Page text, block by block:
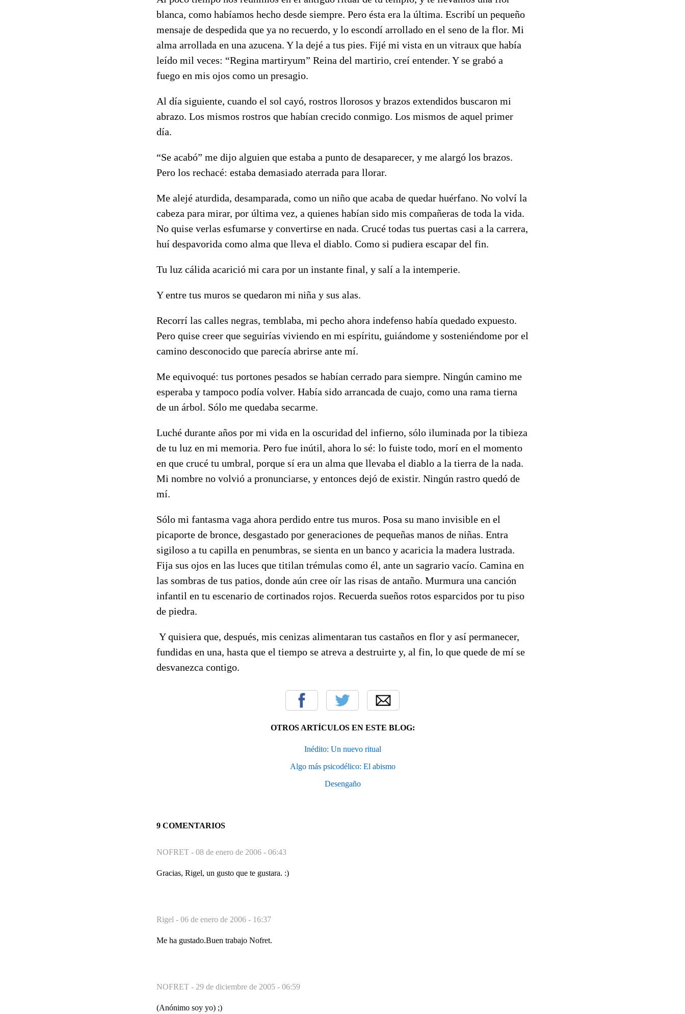
blanca, como habíamos hecho desde siempre. Pero ésta era la última. Escribí un pequeño
mensaje de despedida que ya no recuerdo, y lo escondí arrollado en el seno de la flor. Mi
alma arrollada en una azucena. Y la dejé a tus pies. Fijé mi vista en un vitraux que había
leído mil veces: “Regina martiryum” Reina del martirio, creí entender. Y se grabó a
fuego en mis ojos como un presagio.
Al día siguiente, cuando el sol cayó, rostros llorosos y brazos extendidos buscaron mi
abrazo. Los mismos rostros que habían crecido conmigo. Los mismos de aquel primer
día.
“Se acabó” me dijo alguien que estaba a punto de desaparecer, y me alargó los brazos.
Pero los rechacé: estaba demasiado aterrada para llorar.
Me alejé aturdida, desamparada, como un niño que acaba de quedar huérfano. No volví la
cabeza para mirar, por última vez, a quienes habían sido mis compañeras de toda la vida.
No quise verlas esfumarse y convertirse en nada. Crucé todas tus puertas casi a la carrera,
huí despavorida como alma que lleva el diablo. Como si pudiera escapar del fin.
Tu luz cálida acarició mi cara por un instante final, y salí a la intemperie.
Y entre tus muros se quedaron mi niña y sus alas.
Recorrí las calles negras, temblaba, mi pecho ahora indefenso había quedado expuesto.
Pero quise creer que seguirías viviendo en mi espíritu, guiándome y sosteniéndome por el
camino desconocido que parecía abrirse ante mí.
Me equivoqué: tus portones pesados se habían cerrado para siempre. Ningún camino me
esperaba y tampoco podía volver. Había sido arrancada de cuajo, como una rama tierna
de un árbol. Sólo me quedaba secarme.
Luché durante años por mi vida en la oscuridad del infierno, sólo iluminada por la tibieza
de tu luz en mi memoria. Pero fue inútil, ahora lo sé: lo fuiste todo, morí en el momento
en que crucé tu umbral, porque sí era un alma que llevaba el diablo a la tierra de la nada.
Mi nombre no volvió a pronunciarse, y entonces dejó de existir. Ningún rastro quedó de
mí.
Sólo mi fantasma vaga ahora perdido entre tus muros. Posa su mano invisible en el
picaporte de bronce, desgastado por generaciones de pequeñas manos de niñas. Entra
sigiloso a tu capilla en penumbras, se sienta en un banco y acaricia la madera lustrada.
Fija sus ojos en las luces que titilan trémulas como él, ante un sagrario vacío. Camina en
las sombras de tus patios, donde aún cree oír las risas de antaño. Murmura una canción
infantil en tu escenario de cortinados rojos. Recuerda sueños rotos esparcidos por tu piso
de piedra.
Y quisiera que, después, mis cenizas alimentaran tus castaños en flor y así permanecer,
fundidas en una, hasta que el tiempo se atreva a destruirte y, al fin, lo que quede de mí se
desvanezca contigo.
OTROS ARTÍCULOS EN ESTE BLOG:
Inédito: Un nuevo ritual
Algo más psicodélico: El abismo
Desengaño
9 COMENTARIOS
NOFRET - 08 de enero de 2006 - 06:43
Gracias, Rigel, un gusto que te gustara. :)
Rigel - 06 de enero de 2006 - 16:37
Me ha gustado.Buen trabajo Nofret.
NOFRET - 29 de diciembre de 2005 - 06:59
(Anónimo soy yo) ;)